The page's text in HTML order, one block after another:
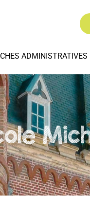
ADMINISTRATIVES